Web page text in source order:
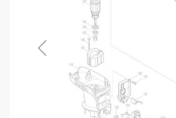
Previous